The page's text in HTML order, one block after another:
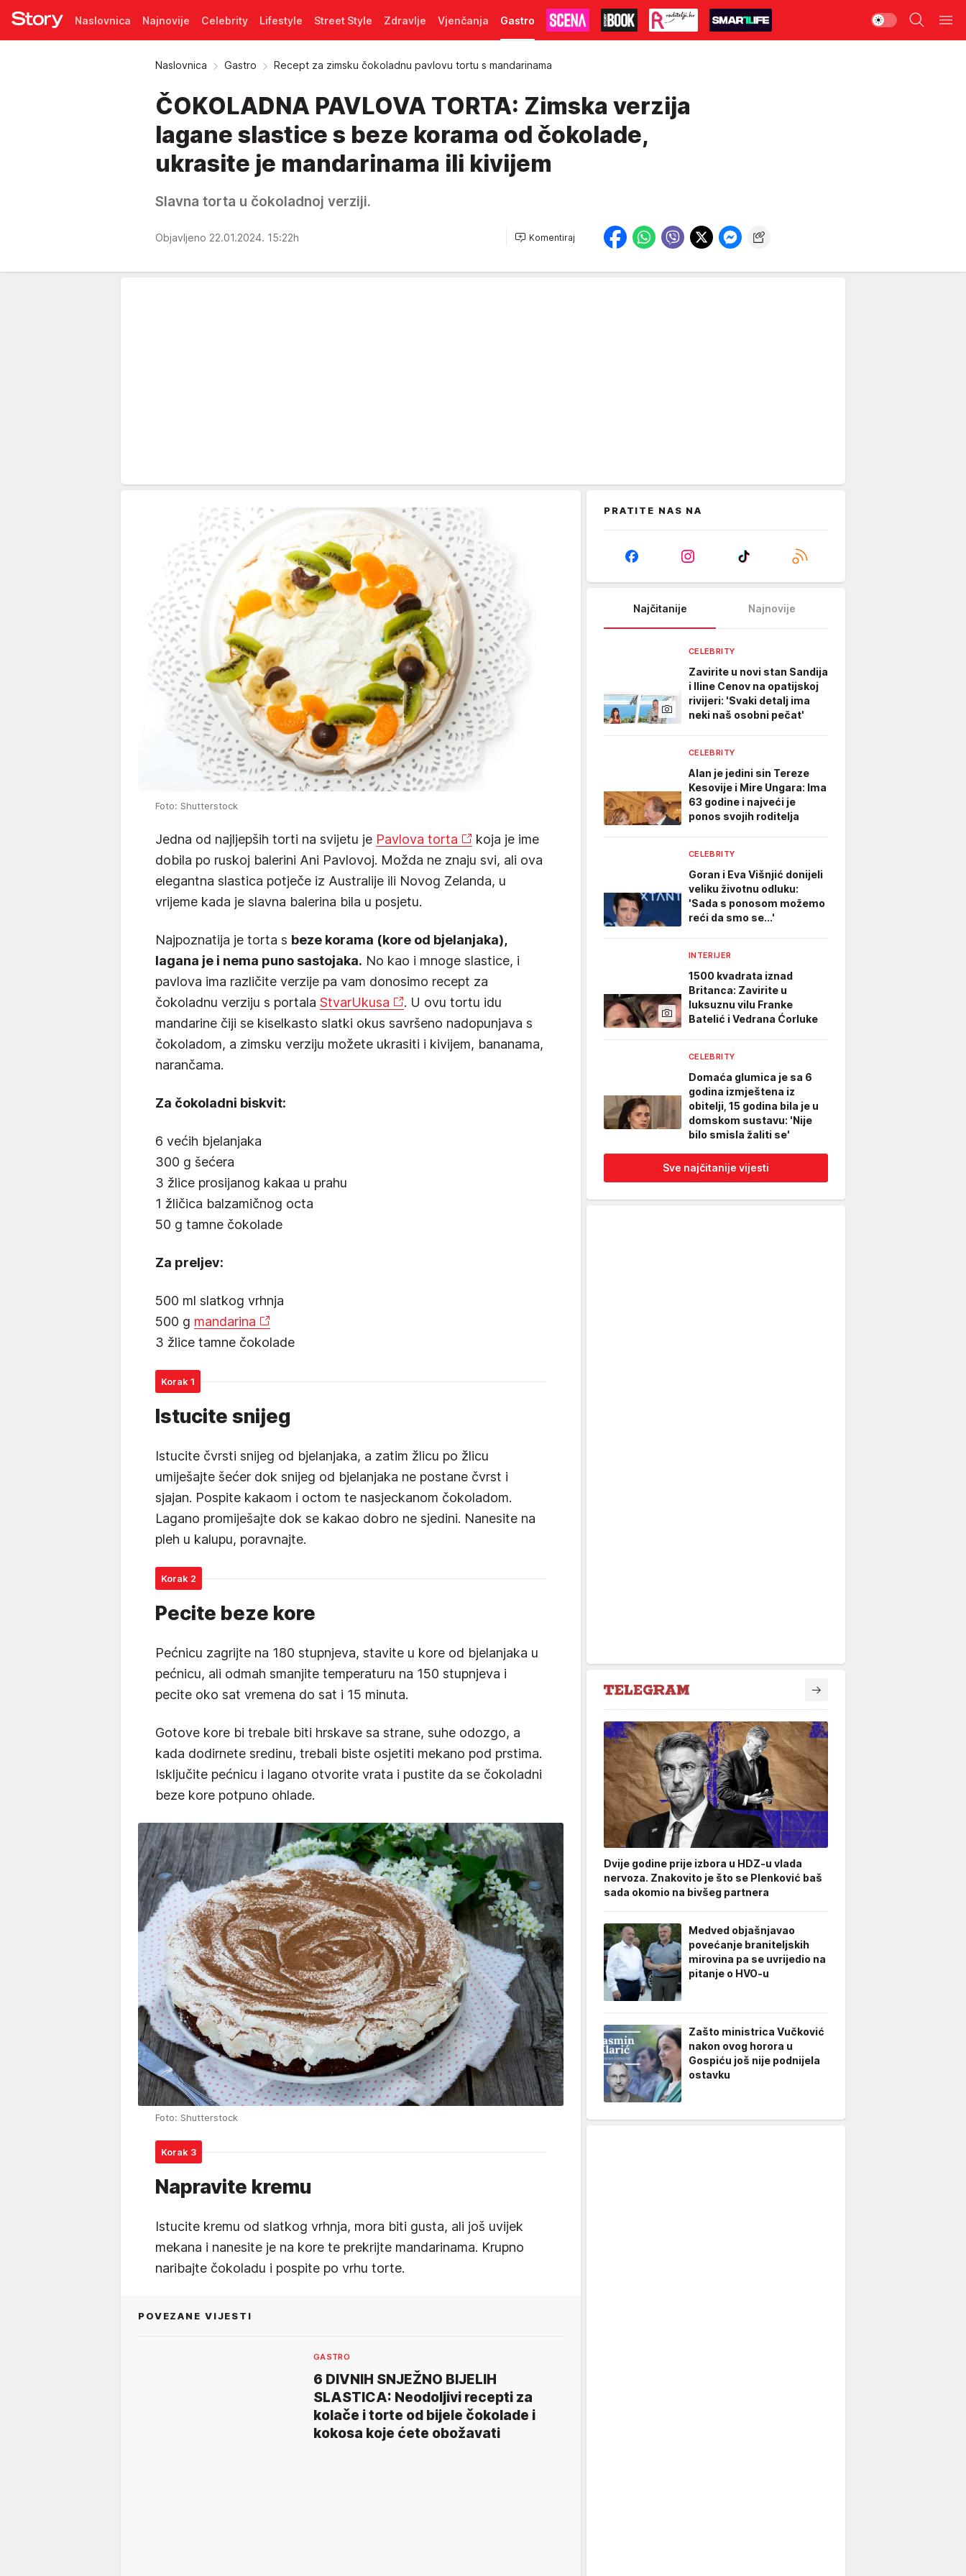
Naslovnica Najnovije Celebrity Lifestyle Street Style Zdravlje Vjenčanja Gastro
Naslovnica Gastro Recept za zimsku čokoladnu pavlovu tortu s mandarinama
ČOKOLADNA PAVLOVA TORTA: Zimska verzija
lagane slastice s beze korama od čokolade,
ukrasite je mandarinama ili kivijem
Slavna torta u čokoladnoj verziji.
Objavljeno 22.01.2024. 15:22h Komentiraj
Foto: Shutterstock
Jedna od najljepših torti na svijetu je Pavlova torta
koja je ime
dobila po ruskoj balerini Ani Pavlovoj. Možda ne znaju svi, ali ova
elegantna slastica potječe iz Australije ili Novog Zelanda, u
vrijeme kada je slavna balerina bila u posjetu.
Najpoznatija je torta s beze korama (kore od bjelanjaka),
lagana je i nema puno sastojaka. No kao i mnoge slastice, i
pavlova ima različite verzije pa vam donosimo recept za
čokoladnu verziju s portala StvarUkusa
. U ovu tortu idu
mandarine čiji se kiselkasto slatki okus savršeno nadopunjava s
čokoladom, a zimsku verziju možete ukrasiti i kivijem, bananama,
narančama.
Za čokoladni biskvit:
6 većih bjelanjaka
300 g šećera
3 žlice prosijanog kakaa u prahu
1 žličica balzamičnog octa
50 g tamne čokolade
Za preljev:
500 ml slatkog vrhnja
500 g mandarina
3 žlice tamne čokolade
Korak 1
Istucite snijeg
Istucite čvrsti snijeg od bjelanjaka, a zatim žlicu po žlicu
umiješajte šećer dok snijeg od bjelanjaka ne postane čvrst i
sjajan. Pospite kakaom i octom te nasjeckanom čokoladom.
Lagano promiješajte dok se kakao dobro ne sjedini. Nanesite na
pleh u kalupu, poravnajte.
Korak 2
Pecite beze kore
Pećnicu zagrijte na 180 stupnjeva, stavite u kore od bjelanjaka u
pećnicu, ali odmah smanjite temperaturu na 150 stupnjeva i
pecite oko sat vremena do sat i 15 minuta.
Gotove kore bi trebale biti hrskave sa strane, suhe odozgo, a
kada dodirnete sredinu, trebali biste osjetiti mekano pod prstima.
Isključite pećnicu i lagano otvorite vrata i pustite da se čokoladni
beze kore potpuno ohlade.
Foto: Shutterstock
Korak 3
Napravite kremu
Istucite kremu od slatkog vrhnja, mora biti gusta, ali još uvijek
mekana i nanesite je na kore te prekrijte mandarinama. Krupno
naribajte čokoladu i pospite po vrhu torte.
POVEZANE VIJESTI
GASTRO
6 DIVNIH SNJEŽNO BIJELIH
SLASTICA: Neodoljivi recepti za
kolače i torte od bijele čokolade i
kokosa koje ćete obožavati
PRATITE NAS NA
Najčitanije Najnovije
CELEBRITY
Zavirite u novi stan Sandija
i Iline Cenov na opatijskoj
rivijeri: 'Svaki detalj ima
neki naš osobni pečat'
CELEBRITY
Alan je jedini sin Tereze
Kesovije i Mire Ungara: Ima
63 godine i najveći je
ponos svojih roditelja
CELEBRITY
Goran i Eva Višnjić donijeli
veliku životnu odluku:
'Sada s ponosom možemo
reći da smo se...'
INTERIJER
1500 kvadrata iznad
Britanca: Zavirite u
luksuznu vilu Franke
Batelić i Vedrana Ćorluke
CELEBRITY
Domaća glumica je sa 6
godina izmještena iz
obitelji, 15 godina bila je u
domskom sustavu: 'Nije
bilo smisla žaliti se'
Sve najčitanije vijesti
Dvije godine prije izbora u HDZ-u vlada
nervoza. Znakovito je što se Plenković baš
sada okomio na bivšeg partnera
Medved objašnjavao
povećanje braniteljskih
mirovina pa se uvrijedio na
pitanje o HVO-u
Zašto ministrica Vučković
nakon ovog horora u
Gospiću još nije podnijela
ostavku